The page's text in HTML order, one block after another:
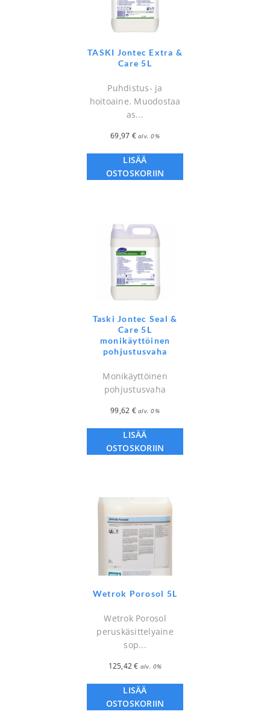
TASKI Jontec Extra &
Care 5L
Puhdistus- ja
hoitoaine. Muodostaa
as...
69,97 € alv. 0%
LISÄÄ
OSTOSKORIIN
Taski Jontec Seal &
Care 5L
monikäyttöinen
pohjustusvaha
Monikäyttöinen
pohjustusvaha
99,62 € alv. 0%
LISÄÄ
OSTOSKORIIN
Wetrok Porosol 5L
Wetrok Porosol
peruskäsittelyaine
sop...
125,42€ alv. 0%
LISÄÄ
OSTOSKORIIN